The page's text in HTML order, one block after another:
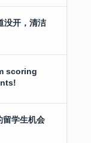
没开，清洁
scoring
留学生机会